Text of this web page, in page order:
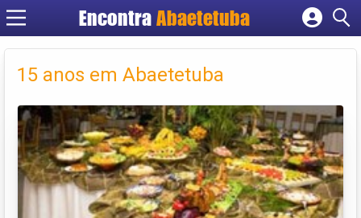
Encontra Abaetetuba
Cadastrar empresa
Criar conta
15 anos em Abaetetuba